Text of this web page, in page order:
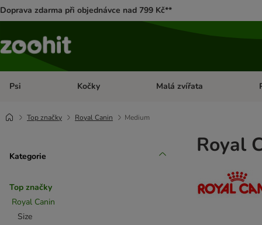
Doprava zdarma při objednávce nad 799 Kč**
Psi Otevřít menu: Psi
Kočky Otevřít menu: Kočky
Malá zvířata
Top značky Royal Canin Medium
Kategorie
Top značky
Royal Canin
Size
Royal